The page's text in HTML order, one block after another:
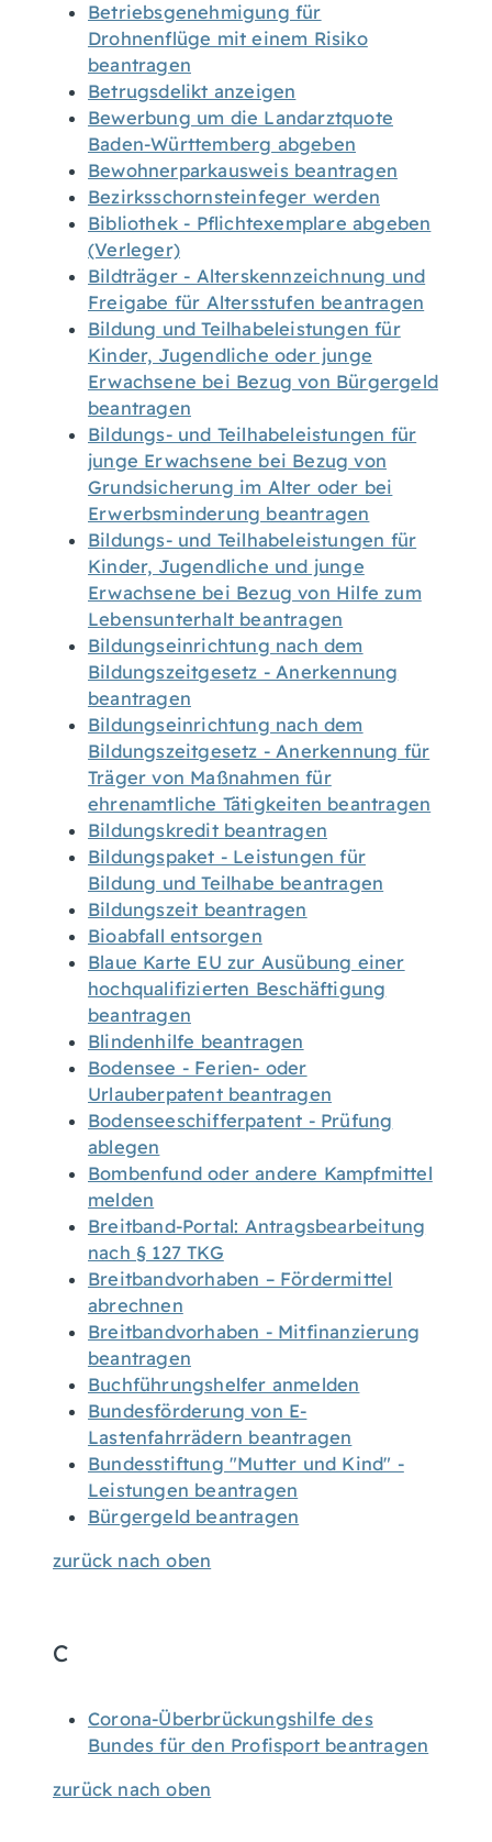
Betriebsgenehmigung für
Drohnenflüge mit einem Risiko
beantragen
Betrugsdelikt anzeigen
Bewerbung um die Landarztquote
Baden-Württemberg abgeben
Bewohnerparkausweis beantragen
Bezirksschornsteinfeger werden
Bibliothek - Pflichtexemplare abgeben
(Verleger)
Bildträger - Alterskennzeichnung und
Freigabe für Altersstufen beantragen
Bildung und Teilhabeleistungen für
Kinder, Jugendliche oder junge
Erwachsene bei Bezug von Bürgergeld
beantragen
Bildungs- und Teilhabeleistungen für
junge Erwachsene bei Bezug von
Grundsicherung im Alter oder bei
Erwerbsminderung beantragen
Bildungs- und Teilhabeleistungen für
Kinder, Jugendliche und junge
Erwachsene bei Bezug von Hilfe zum
Lebensunterhalt beantragen
Bildungseinrichtung nach dem
Bildungszeitgesetz - Anerkennung
beantragen
Bildungseinrichtung nach dem
Bildungszeitgesetz - Anerkennung für
Träger von Maßnahmen für
ehrenamtliche Tätigkeiten beantragen
Bildungskredit beantragen
Bildungspaket - Leistungen für
Bildung und Teilhabe beantragen
Bildungszeit beantragen
Bioabfall entsorgen
Blaue Karte EU zur Ausübung einer
hochqualifizierten Beschäftigung
beantragen
Blindenhilfe beantragen
Bodensee - Ferien- oder
Urlauberpatent beantragen
Bodenseeschifferpatent - Prüfung
ablegen
Bombenfund oder andere Kampfmittel
melden
Breitband-Portal: Antragsbearbeitung
nach § 127 TKG
Breitbandvorhaben – Fördermittel
abrechnen
Breitbandvorhaben - Mitfinanzierung
beantragen
Buchführungshelfer anmelden
Bundesförderung von E-
Lastenfahrrädern beantragen
Bundesstiftung "Mutter und Kind" -
Leistungen beantragen
Bürgergeld beantragen
zurück nach oben
C
Corona-Überbrückungshilfe des
Bundes für den Profisport beantragen
zurück nach oben